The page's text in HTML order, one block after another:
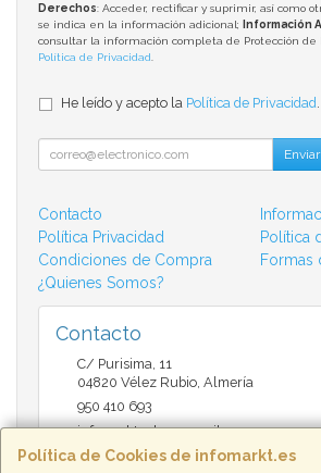
Política de Cookies de infomarkt.es
Derechos: Acceder, rectificar y suprimir, así como
se indica en la información adicional;
Información
consultar la información completa de Protección de
Política de Privacidad
He leído y acepto la Política de Privacidad
Enviar
Contacto
Política Privacidad
Política
Condiciones de Compra
Formas
¿Quienes Somos?
Contacto
C/ Purisima, 11
04820 Vélez Rubio Almería
950 410 693
infomarktvelez@gmail.com